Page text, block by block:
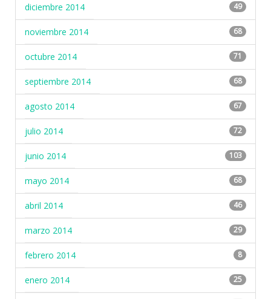
diciembre 2014 49
noviembre 2014 68
octubre 2014 71
septiembre 2014 68
agosto 2014 67
julio 2014 72
junio 2014 103
mayo 2014 68
abril 2014 46
marzo 2014 29
febrero 2014 8
enero 2014 25